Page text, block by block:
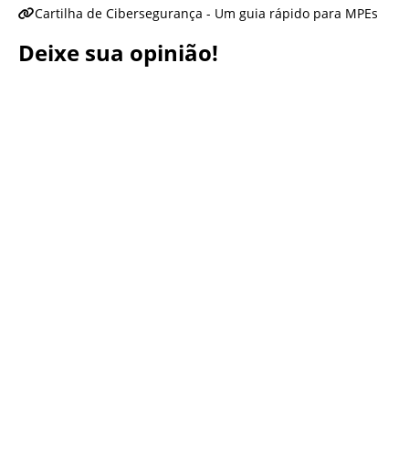
Cartilha de Cibersegurança - Um guia rápido para MPEs
Deixe sua opinião!